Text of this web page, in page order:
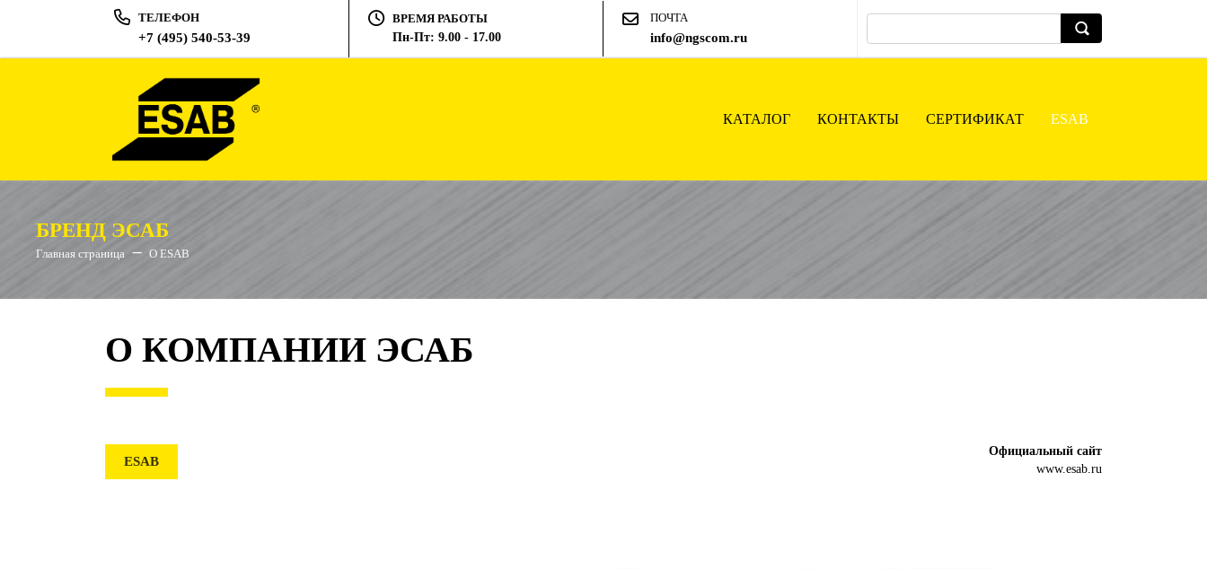
ТЕЛЕФОН
+7 (495) 540-53-39
ВРЕМЯ РАБОТЫ
Пн-Пт: 9.00 - 17.00
ПОЧТА
info@ngscom.ru
КАТАЛОГ КОНТАКТЫ СЕРТИФИКАТ ESAB
БРЕНД ЭСАБ
Главная страница О ESAB
О КОМПАНИИ ЭСАБ
ESAB
Официальный сайт
www.esab.ru